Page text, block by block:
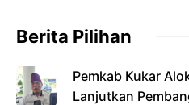
Berita Pilihan
Pemkab Kukar
Lanjutkan